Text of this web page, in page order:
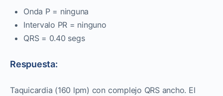
Onda P = ninguna
Intervalo PR = ninguno
QRS = 0.40 segs
Respuesta:
Taquicardia (160 lpm) con complejo QRS ancho. El